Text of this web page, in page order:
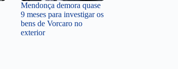
Mendonça demora quase
9 meses para investigar os
bens de Vorcaro no
exterior